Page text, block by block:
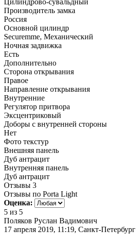
Производитель замка
Россия
Основной цилиндр
Securemme, Механический
Ночная задвижка
Есть
Дополнительно
Сторона открывания
Правое
Направление открывания
Внутренние
Регулятор притвора
Эксцентриковый
Доборы с внутренней стороны
Нет
Фото текстур
Внешняя панель
Дуб антрацит
Внутренняя панель
Дуб антрацит
Отзывы 3
Отзывы по Porta Light
Оценка:
5 из 5
Поляков Руслан Вадимович
17 апреля 2019, 11:19, Санкт-Петербург